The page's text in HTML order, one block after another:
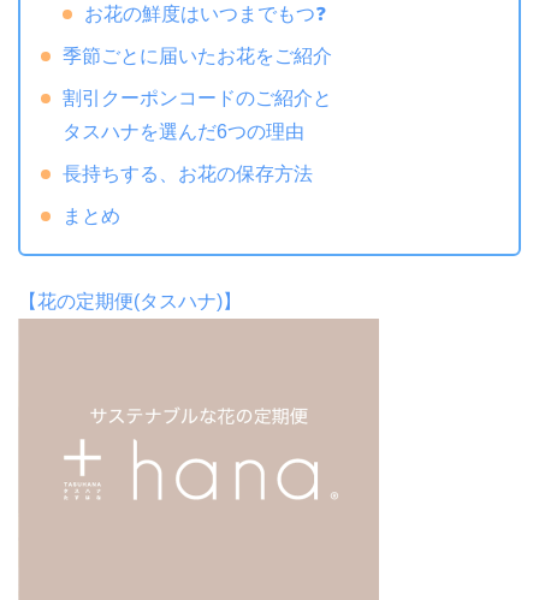
お花の鮮度はいつまでもつ❓
季節ごとに届いたお花をご紹介
割引クーポンコードのご紹介と
タスハナを選んだ6つの理由
長持ちする、お花の保存方法
まとめ
【花の定期便(タスハナ)】